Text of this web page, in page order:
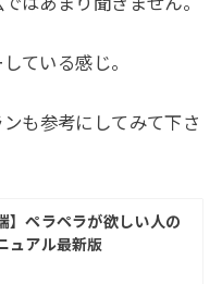
ている感じ。
も参考にしてみて下さ
】ペラペラが欲しい人の
ュアル最新版